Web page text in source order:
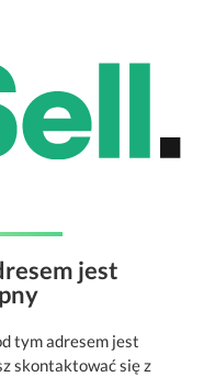
jest
tym adresem jest
skontaktować się z